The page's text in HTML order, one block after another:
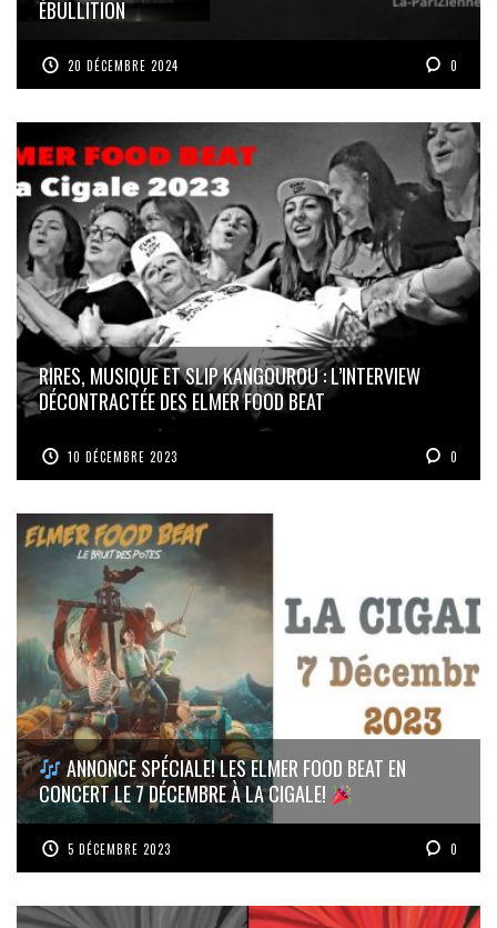
ÉBULLITION
20 DÉCEMBRE 2024 0
RIRES, MUSIQUE ET SLIP KANGOUROU : L’INTERVIEW
DÉCONTRACTÉE DES ELMER FOOD BEAT
10 DÉCEMBRE 2023 0
ANNONCE SPÉCIALE! LES ELMER FOOD BEAT EN
CONCERT LE 7 DÉCEMBRE À LA CIGALE!
5 DÉCEMBRE 2023 0